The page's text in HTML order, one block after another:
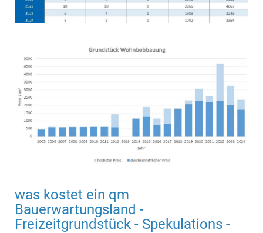
was kostet ein qm
Bauerwartungsland -
Freizeitgrundstück - Spekulations -